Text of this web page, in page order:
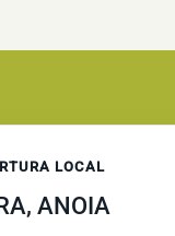
LOCAL
ANOIA